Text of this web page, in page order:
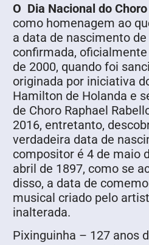
O Dia Nacional do
como homenagem ao
a data de nascimento
confirmada,
de 2000, quando foi
originada por iniciativa
Hamilton de Holanda e
de Choro Raphael
2016, entretanto,
verdadeira data de
compositor é 4 de maio
abril de 1897, como se
disso, a data de
musical criado pelo
inalterada.
Pixinguinha – 127 anos